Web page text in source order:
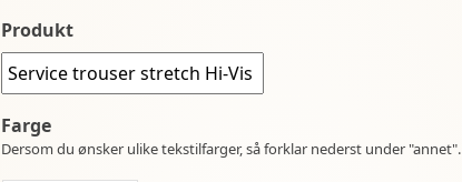
Produkt
Farge
Dersom du ønsker ulike tekstilfarger, så forklar nederst under "annet".